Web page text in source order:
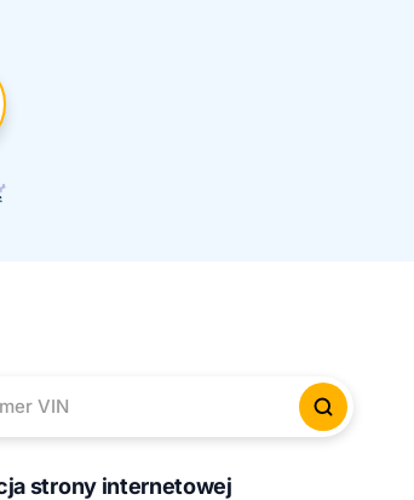
VIN Sprawdź
strony internetowej